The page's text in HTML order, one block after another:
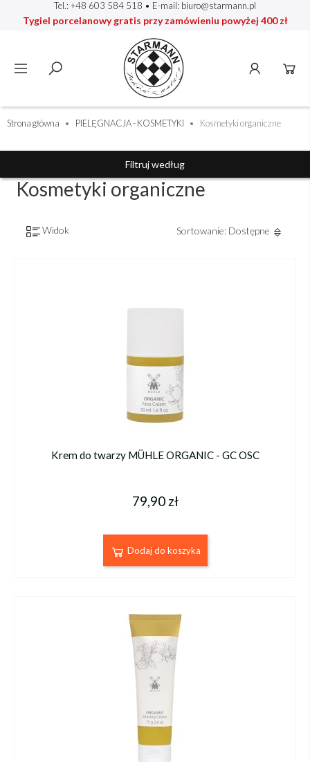
Tel.: +48 603 584 518 • E-mail: biuro@starmann.pl
Tygiel porcelanowy gratis przy zamówieniu powyżej 400 zł
Strona główna PIELĘGNACJA - KOSMETYKI Kosmetyki organiczne
Filtruj według
Kosmetyki organiczne
Widok Sortowanie: Dostępne
Krem do twarzy MÜHLE ORGANIC - GC OSC
79,90 zł
Dodaj do koszyka